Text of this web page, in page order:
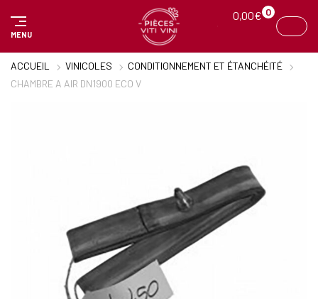
MENU
0,00€ 0
ACCUEIL VINICOLES
CONDITIONNEMENT ET ÉTANCHÉITÉ
CHAMBRE A AIR DN1900 ECO V
Panneau de gestion des cookies